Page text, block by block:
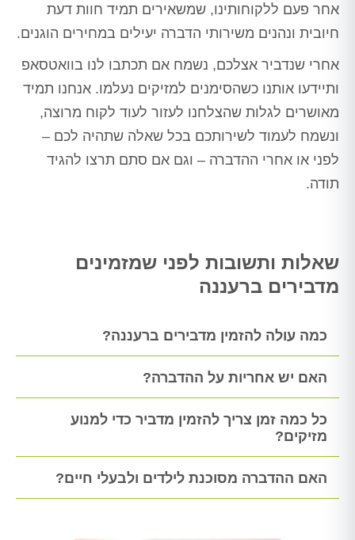
אחר פעם ללקוחותינו, שמשאירים תמיד חוות דעת
חיובית ונהנים משירותי הדברה יעילים במחירים הוגנים.
אחרי שנדביר אצלכם, נשמח אם תכתבו לנו בוואטסאפ
ותיידעו אותנו כשהסימנים למזיקים נעלמו. אנחנו תמיד
מאושרים לגלות שהצלחנו לעזור לעוד לקוח מרוצה,
ונשמח לעמוד לשירותכם בכל שאלה שתהיה לכם –
לפני או אחרי ההדברה – וגם אם סתם תרצו להגיד
תודה.
שאלות ותשובות לפני שמזמינים
מדבירים ברעננה
כמה עולה להזמין מדבירים ברעננה?
האם יש אחריות על ההדברה?
כל כמה זמן צריך להזמין מדביר כדי למנוע
מזיקים?
האם ההדברה מסוכנת לילדים ולבעלי חיים?